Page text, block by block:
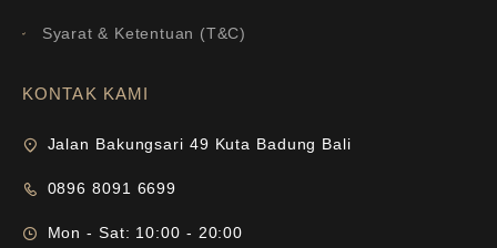
Syarat & Ketentuan (T&C)
KONTAK KAMI
Jalan Bakungsari 49 Kuta Badung Bali
0896 8091 6699
Mon - Sat: 10:00 - 20:00